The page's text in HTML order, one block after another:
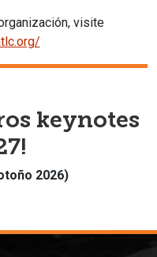
visite
keynotes
2026)